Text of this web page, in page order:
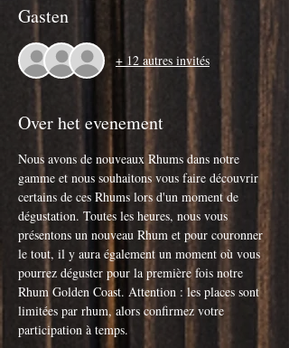
Gasten
+ 12 autres invités
Over het evenement
Nous avons de nouveaux Rhums dans notre
gamme et nous souhaitons vous faire découvrir
certains de ces Rhums lors d'un moment de
dégustation. Toutes les heures, nous vous
présentons un nouveau Rhum et pour couronner
le tout, il y aura également un moment où vous
pourrez déguster pour la première fois notre
Rhum Golden Coast. Attention : les places sont
limitées par rhum, alors confirmez votre
participation à temps.